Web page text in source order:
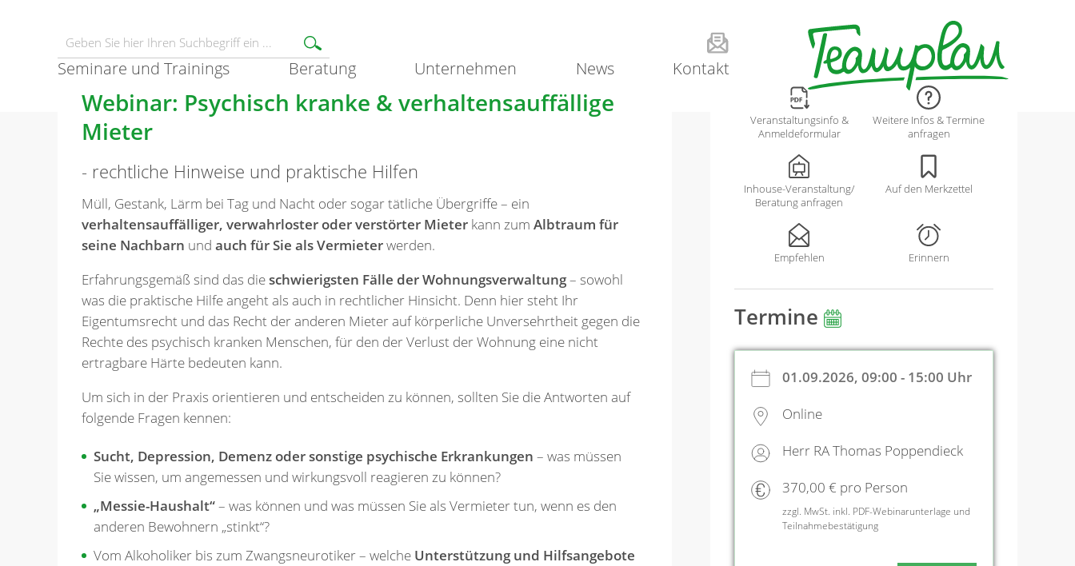
Seminare und Trainings Beratung Unternehmen News Kontakt
Webinar: Psychisch kranke & verhaltensauffällige
Mieter
- rechtliche Hinweise und praktische Hilfen
Müll, Gestank, Lärm bei Tag und Nacht oder sogar tätliche Übergriffe – ein
verhaltensauffälliger, verwahrloster oder verstörter Mieter kann zum Albtraum für
seine Nachbarn und auch für Sie als Vermieterwerden.
Erfahrungsgemäß sind das dieschwierigsten Fälle der Wohnungsverwaltung– sowohl
was die praktische Hilfe angeht als auch in rechtlicher Hinsicht. Denn hier steht Ihr
Eigentumsrecht und das Recht der anderen Mieter auf körperliche Unversehrtheit gegen die
Rechte des psychisch kranken Menschen, für den der Verlust der Wohnung eine nicht
ertragbare Härte bedeuten kann.
Um sich in der Praxis orientieren und entscheiden zu können, sollten Sie die Antworten auf
folgende Fragen kennen:
Sucht, Depression, Demenz oder sonstige psychische Erkrankungen – was müssen
Sie wissen, um angemessen und wirkungsvoll reagieren zu können?
„Messie-Haushalt“– was können und was müssen Sie als Vermieter tun, wenn es den
anderen Bewohnern „stinkt“?
Vom Alkoholiker bis zum Zwangsneurotiker – welche Unterstützung und Hilfsangebote
Veranstaltungsinfo &
Anmeldeformular
Weitere Infos & Termine
anfragen
Inhouse-Veranstaltung/
Beratung anfragen
Auf den Merkzettel
Empfehlen Erinnern
Termine
01.09.2026, 09:00 - 15:00 Uhr
Online
Herr RA Thomas Poppendieck
370,00 € pro Person
zzgl. MwSt. inkl. PDF-Webinarunterlage und
Teilnahmebestätigung